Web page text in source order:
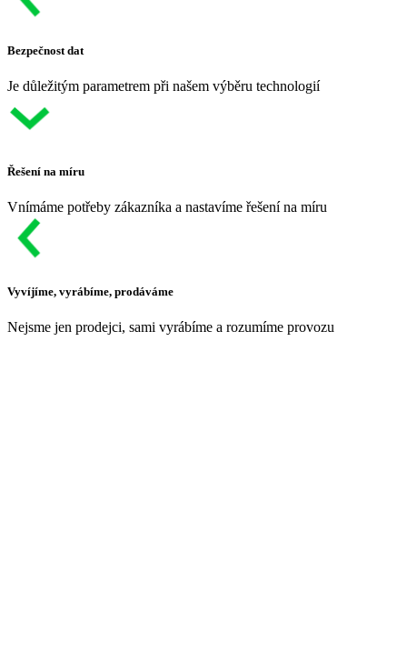
Bezpečnost dat
Je důležitým parametrem při našem výběru technologií
Řešení na míru
Vnímáme potřeby zákazníka a nastavíme řešení na míru
Vyvíjíme, vyrábíme, prodáváme
Nejsme jen prodejci, sami vyrábíme a rozumíme provozu